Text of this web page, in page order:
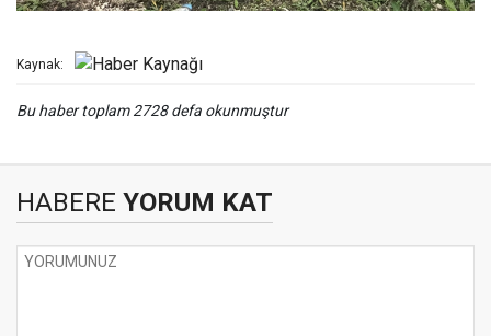
Kaynak:
Bu haber toplam 2728 defa okunmuştur
HABERE YORUM KAT